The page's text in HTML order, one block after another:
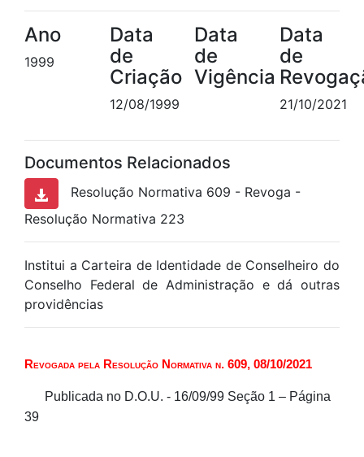
Ano
1999
Data
de
Criação
12/08/1999
Data
de
Vigência
Data
de
21/10/2021
Documentos Relacionados
Resolução Normativa 609 - Revoga -
Resolução Normativa 223
Institui a Carteira de Identidade de Conselheiro do
Conselho Federal de Administração e dá outras
providências
Revogada pela Resolução Normativa n. 609, 08/10/2021
Publicada no D.O.U. - 16/09/99 Seção 1 – Página
39